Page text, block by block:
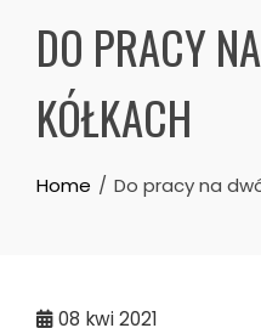
DO PRACY
KÓŁKACH
Home Do pracy na
08 kwi 2021